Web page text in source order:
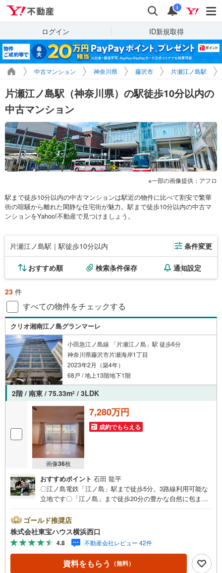
検索 通知
i
ログイン ID新規取得
中古マンション 神奈川県 藤沢市 片瀬江ノ島駅
片瀬江ノ島駅（神奈川県）の駅徒歩10分以内の
中古マンション
一部の画像提供：アフロ
駅まで徒歩10分以内の中古マンションは駅近の物件に比べて割安で繁華
街の喧騒から離れた閑静な住宅街が魅力。駅まで徒歩10分以内の中古マ
ンションをYahoo!不動産で見つけましょう。
片瀬江ノ島駅｜駅徒歩10分以内 条件変更
おすすめ順 検索条件保存 通知設定
23 件
すべての物件をチェックする
クリオ湘南江ノ島グランマーレ
小田急江ノ島線 「片瀬江ノ島」駅 徒歩6分
神奈川県藤沢市片瀬海岸1丁目
2023年2月（築4年）
68戸 / 地上13階地下1階
2階 / 南東 / 75.33m2 / 3LDK
画像36枚
7,280万円
成約でもらえる
おすすめポイント 石田 龍平
〇江ノ島電鉄「江ノ島」駅まで徒歩5分。3路線利用可能な
立地です〇「江ノ島」まで徒歩20分の豊かな自然に包まれ
共用施設が充実したリゾートレジデンスーーーーYahoo！
不動産キャンペーン対象店舗ーーーー当店で物件を成約す
るとPayPayボーナスライトがもらえる「Yahoo！ 不動産
物件ご成約キャンペーン」の対象になります。「資料をも
らう」「見学予約をする」ボタンからお問い合わせくださ
い。※必ずYahoo！ JAPAN IDでログインしてください。※P
ゴールド推奨店
株式会社東宝ハウス横浜西口
4.8 不動産会社レビュー 42件
資料をもらう （無料）